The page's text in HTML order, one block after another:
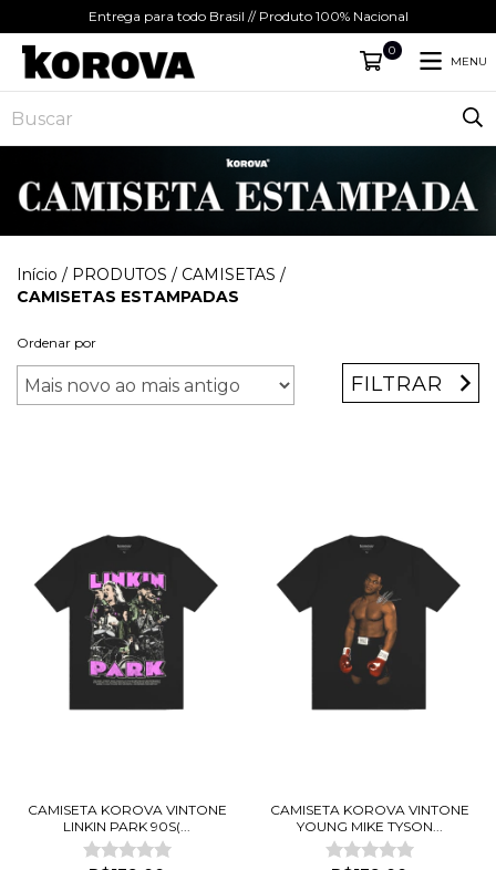
Entrega para todo Brasil // Produto 100% Nacional
0
MENU
Início / PRODUTOS / CAMISETAS /
CAMISETAS ESTAMPADAS
Ordenar por
FILTRAR
CAMISETA KOROVA VINTONE
LINKIN PARK 90S(...
CAMISETA KOROVA VINTONE
YOUNG MIKE TYSON...